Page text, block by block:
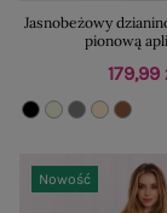
Jasnobeżowy
pionową
179,99
Nowość